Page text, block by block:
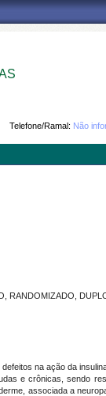
Telefone/Ramal: Não
RANDOMIZADO,
na ação da
e crônicas, sendo
associada a